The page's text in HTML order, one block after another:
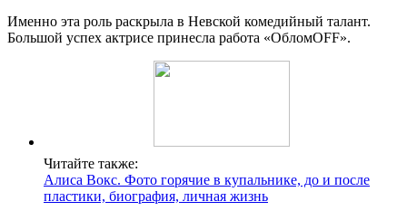
Именно эта роль раскрыла в Невской комедийный талант.
Большой успех актрисе принесла работа «ОбломOFF».
Читайте также:
Алиса Вокс. Фото горячие в купальнике, до и после
пластики, биография, личная жизнь